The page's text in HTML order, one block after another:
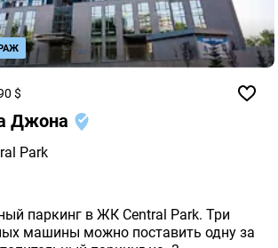
$
Джона
Park
паркинг в ЖК Central Park. Три
машины можно поставить одну за